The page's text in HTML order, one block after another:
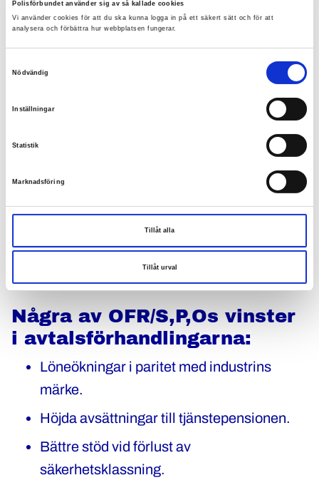
Polisförbundet använder sig av så kallade cookies
Vi använder cookies för att du ska kunna logga in på ett säkert sätt och för att
analysera och förbättra hur webbplatsen fungerar.
Nödvändig
Inställningar
Statistik
Marknadsföring
Tillåt alla
Tillåt urval
I det nya avtalet höjer parterna också
ambitionsnivån på arbetsmiljöområdet. Fokus
ligger bland annat på att stärka friskfaktorer i
forskningssammanställning som kan öka
träffsäkerheten i framtida insatser. Dessutom
planeras gemensamma aktiviteter kopplat till
regeringens kommande arbetsmiljöstrategi.
Avtalet gäller till 1 oktober 2025 – 30 september
Några av OFR/S,P,Os vinster
i avtalsförhandlingarna:
Löneökningar i paritet med industrins
märke.
Höjda avsättningar till tjänstepensionen.
Bättre stöd vid förlust av
säkerhetsklassning.